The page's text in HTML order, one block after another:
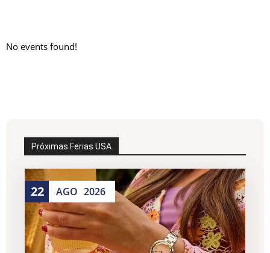
No events found!
Próximas Ferias USA
22 AGO 2026